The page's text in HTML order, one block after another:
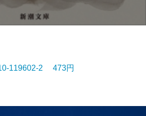
119602-2 473円